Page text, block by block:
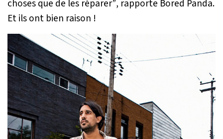
choses que de les réparer”, rapporte Bored Panda.
Et ils ont bien raison !